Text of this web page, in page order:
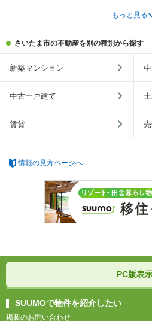
もっと見る
さいたま市の不動産を別の種別から探す
新築マンション
中古一戸建て
賃貸
情報の見方ページへ
PC版表
SUUMOで物件を紹介したい
掲載のお問い合わせ